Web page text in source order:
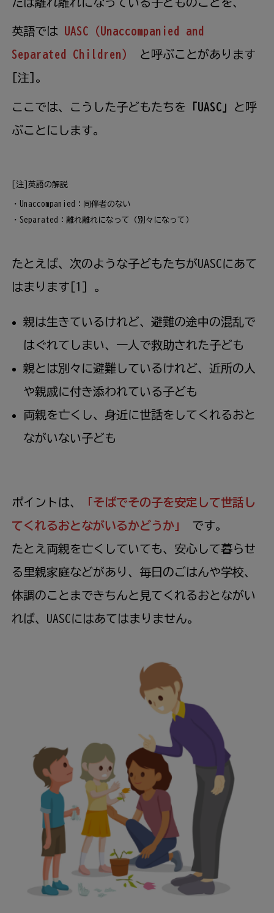
英語では UASC（Unaccompanied and
Separated Children） と呼ぶことがあります
[注]。
ここでは、こうした子どもたちを 「UASC」 と呼
ぶことにします。
[注]英語の解説
・Unaccompanied：同伴者のない
・Separated：離れ離れになって（別々になって）
たとえば、次のような子どもたちがUASCにあて
はまります[1] 。
親は生きているけれど、避難の途中の混乱で
はぐれてしまい、一人で救助された子ども
親とは別々に避難しているけれど、近所の人
や親戚に付き添われている子ども
両親を亡くし、身近に世話をしてくれるおと
ながいない子ども
ポイントは、
「そばでその子を安定して世話し
てくれるおとながいるかどうか」
です。
たとえ両親を亡くしていても、安心して暮らせ
る里親家庭などがあり、毎日のごはんや学校、
体調のことまできちんと見てくれるおとながい
れば、UASCにはあてはまりません。